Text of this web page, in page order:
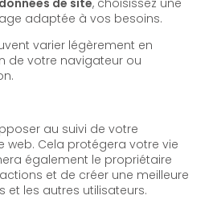
de site, choisissez une
adaptée à vos besoins.
varier légèrement en
de votre navigateur ou
au suivi de votre
web. Cela protégera votre vie
également le propriétaire
et de créer une meilleure
et les autres utilisateurs.